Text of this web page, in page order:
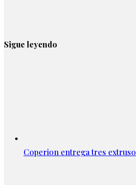
Sigue leyendo
Coperion entrega tres